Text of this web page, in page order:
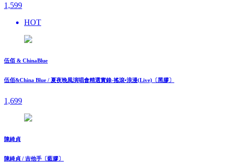
1,599
HOT
伍佰 & ChinaBlue
伍佰&China Blue / 夏夜晚風演唱會精選實錄-搖滾•浪漫(Live)〔黑膠〕
1,699
陳綺貞
陳綺貞 / 吉他手〔藍膠〕